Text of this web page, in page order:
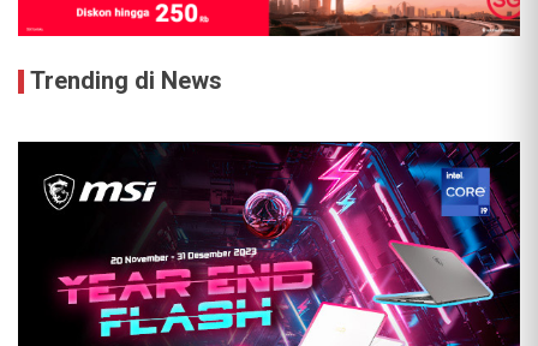
Trending di News